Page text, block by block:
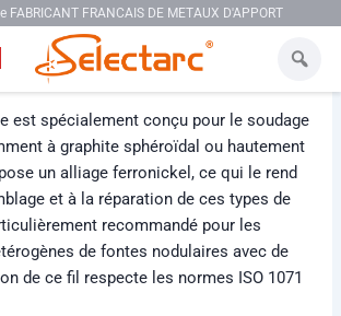
FABRICANT FRANCAIS DE METAUX D'APPORT
est spécialement conçu pour le soudage
à graphite sphéroïdal ou hautement
un alliage ferronickel, ce qui le rend
et à la réparation de ces types de
recommandé pour les
de fontes nodulaires avec de
de ce fil respecte les normes ISO 1071